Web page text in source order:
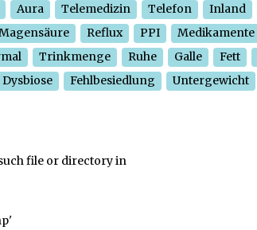
Aura Telemedizin Telefon Inland
Reflux PPI Medikamente
Trinkmenge Ruhe Galle Fett
Dysbiose Fehlbesiedlung Untergewicht
file or directory in